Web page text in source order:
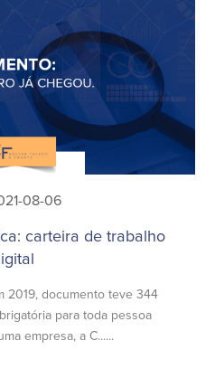
08-06
carteira de trabalho
2019, documento teve 344
para toda pessoa
empresa, a C......